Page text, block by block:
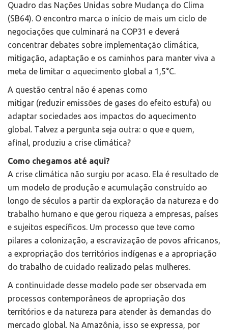
Quadro das Nações Unidas sobre Mudança do Clima
(SB64). O encontro marca o início de mais um ciclo de
negociações que culminará na COP31 e deverá
concentrar debates sobre implementação climática,
mitigação, adaptação e os caminhos para manter viva a
meta de limitar o aquecimento global a 1,5°C.
A questão central não é apenas como
mitigar (reduzir emissões de gases do efeito estufa) ou
adaptar sociedades aos impactos do aquecimento
global. Talvez a pergunta seja outra: o que e quem,
afinal, produziu a crise climática?
Como chegamos até aqui?
A crise climática não surgiu por acaso. Ela é resultado de
um modelo de produção e acumulação construído ao
longo de séculos a partir da exploração da natureza e do
trabalho humano e que gerou riqueza a empresas, países
e sujeitos específicos. Um processo que teve como
pilares a colonização, a escravização de povos africanos,
a expropriação dos territórios indígenas e a apropriação
do trabalho de cuidado realizado pelas mulheres.
A continuidade desse modelo pode ser observada em
processos contemporâneos de apropriação dos
territórios e da natureza para atender às demandas do
mercado global. Na Amazônia, isso se expressa, por